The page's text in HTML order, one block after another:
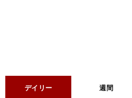
デイリー 週間